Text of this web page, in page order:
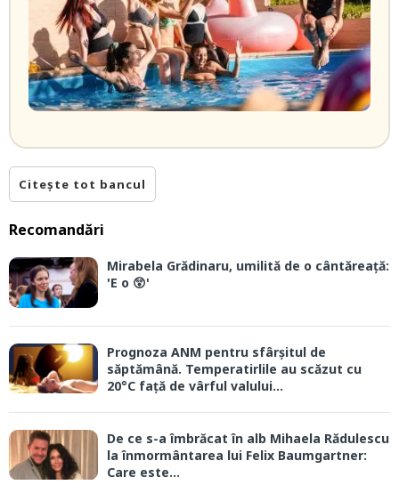
Citește tot bancul
Recomandări
Mirabela Grădinaru, umilită de o cântăreață:
'E o 😲'
Prognoza ANM pentru sfârșitul de
săptămână. Temperatirlile au scăzut cu
20°C față de vârful valului...
De ce s-a îmbrăcat în alb Mihaela Rădulescu
la înmormântarea lui Felix Baumgartner:
Care este...